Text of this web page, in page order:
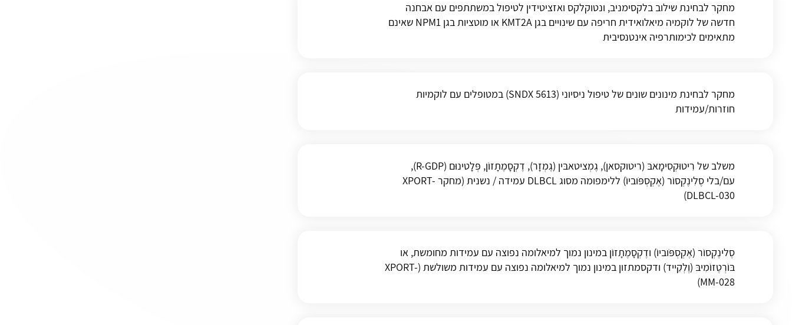
מחקר לבחינת שילוב בלקסימניב, ונטוקלקס ואזציטידין לטיפול במשתתפים עם אבחנה
חדשה של לוקמיה מיאלואידית חריפה עם שינויים בגן KMT2A או מוטציות בגן NPM1 שאינם
מתאימים לכימותרפיה אינטנסיבית
מחקר לבחינת מינונים שונים של טיפול ניסיוני (SNDX 5613) במטופלים עם לוקמיות
חוזרות/עמידות
משלב של רִיטוּקְסִימָאבּ (ריטוקסאן), גֶמְציטאבּין (גֶמְזָר), דֶקְסָמֶתָזוֹן, פְּלָטינוּם (R-GDP),
עם/בלי סֶלִינֶקְסוֹר (אֶקְסְפֹּּוביוֹ) ללימפומה מסוג DLBCL עמידה / נשנית (מחקר XPORT-
DLBCL-030)
סֶלינֶקְסוֹר (אֶקְסְפֹּּוביוֹ) ודֶקְסָמֶתָזוֹן במינון נמוך למיאלומה נפוצה עם עמידות מחומשת, או
בּוֹרְטֶזוֹמִיבּ (וֶלְקֵייד) ודקסמתזון במינון נמוך למיאלומה נפוצה עם עמידות משולשת (XPORT-
MM-028)